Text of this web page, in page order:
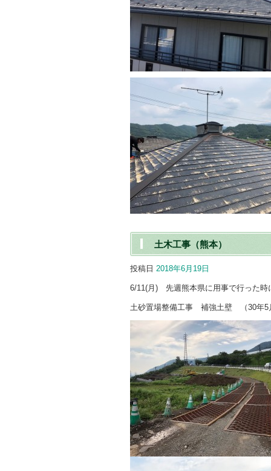
土木工事（熊本）
投稿日 2018年6月19日
6/11(月) 先週熊本県に用事で行った時
土砂置場整備工事 補強土壁 （30年5